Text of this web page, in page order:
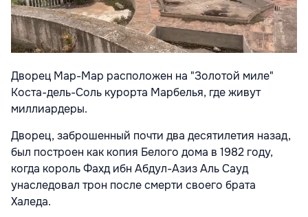
Дворец Мар-Мар расположен на "Золотой миле"
Коста-дель-Соль курорта Марбелья, где живут
миллиардеры.
Дворец, заброшенный почти два десятилетия назад,
был построен как копия Белого дома в 1982 году,
когда король Фахд ибн Абдул-Азиз Аль Сауд
унаследовал трон после смерти своего брата
Халеда.